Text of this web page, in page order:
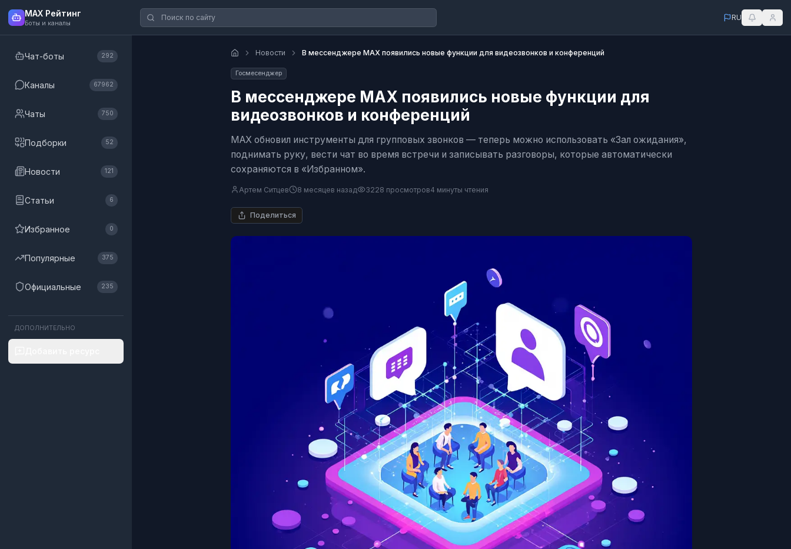
MAX Рейтинг
Боты и каналы
Чат-боты 292
Каналы 67962
Чаты 750
Подборки 52
Новости 121
Статьи 6
Избранное 0
Популярные 375
Официальные 235
ДОПОЛНИТЕЛЬНО
RU
Новости В мессенджере MAX появились новые функции для видеозвонков и конференций
Госмесенджер
В мессенджере MAX появились новые функции для
видеозвонков и конференций
MAX обновил инструменты для групповых звонков — теперь можно использовать «Зал ожидания»,
поднимать руку, вести чат во время встречи и записывать разговоры, которые автоматически
сохраняются в «Избранном».
Артем Ситцев 8 месяцев назад 3228 просмотров4 минуты чтения
Поделиться